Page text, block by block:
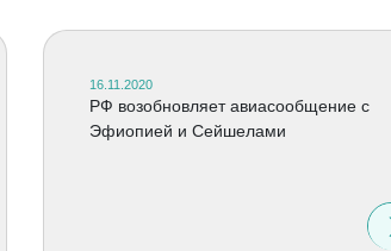
16.11.2020
РФ возобновляет авиасообщение с
Эфиопией и Сейшелами